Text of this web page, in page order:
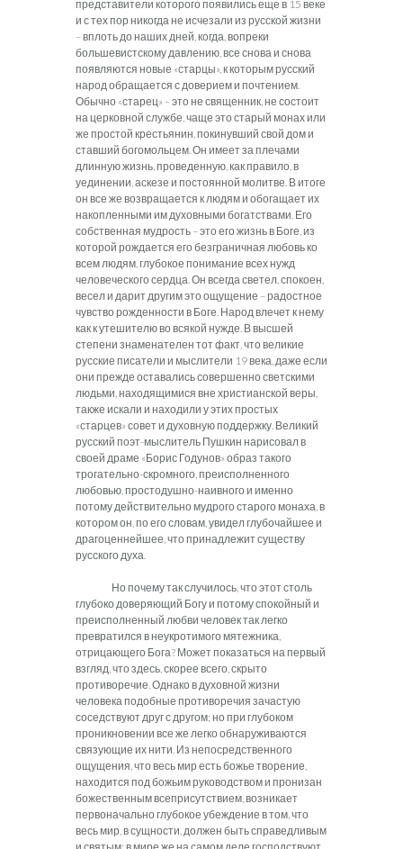
представители которого появились еще в 15 веке
и с тех пор никогда не исчезали из русской жизни
– вплоть до наших дней, когда, вопреки
большевистскому давлению, все снова и снова
появляются новые «старцы», к которым русский
народ обращается с доверием и почтением.
Обычно «старец» – это не священник, не состоит
на церковной службе, чаще это старый монах или
же простой крестьянин, покинувший свой дом и
ставший богомольцем. Он имеет за плечами
длинную жизнь, проведенную, как правило, в
уединении, аскезе и постоянной молитве. В итоге
он все же возвращается к людям и обогащает их
накопленными им духовными богатствами. Его
собственная мудрость – это его жизнь в Боге, из
которой рождается его безграничная любовь ко
всем людям, глубокое понимание всех нужд
человеческого сердца. Он всегда светел, спокоен,
весел и дарит другим это ощущение – радостное
чувство рожденности в Боге. Народ влечет к нему
как к утешителю во всякой нужде. В высшей
степени знаменателен тот факт, что великие
русские писатели и мыслители 19 века, даже если
они прежде оставались совершенно светскими
людьми, находящимися вне христианской веры,
также искали и находили у этих простых
«старцев» совет и духовную поддержку. Великий
русский поэт-мыслитель Пушкин нарисовал в
своей драме «Борис Годунов» образ такого
трогательно-скромного, преисполненного
любовью, простодушно-наивного и именно
потому действительно мудрого старого монаха, в
котором он, по его словам, увидел глубочайшее и
драгоценнейшее, что принадлежит существу
русского духа.
Но почему так случилось, что этот столь
глубоко доверяющий Богу и потому спокойный и
преисполненный любви человек так легко
превратился в неукротимого мятежника,
отрицающего Бога? Может показаться на первый
взгляд, что здесь, скорее всего, скрыто
противоречие. Однако в духовной жизни
человека подобные противоречия зачастую
соседствуют друг с другом; но при глубоком
проникновении все же легко обнаруживаются
связующие их нити. Из непосредственного
ощущения, что весь мир есть божье творение,
находится под божьим руководством и пронизан
божественным всеприсутствием, возникает
первоначально глубокое убеждение в том, что
весь мир, в сущности, должен быть справедливым